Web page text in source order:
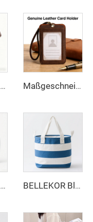
BELLEKOR minimalistische Umhängetasche Maßgeschneiderte echte Pick-up-Hülle, handgenähter hochwertiger Rindsleder-Kartenhalter und Logo-Prägung für Firmengeschenkanpassung
BELLEKOR Digitale Aufbewahrungstasche (Multifunktionale portable Version) BELLEKOR Blau-weißer gestreifter Aufbewahrungs Korb (Multifunktionaler Heim-Modell)